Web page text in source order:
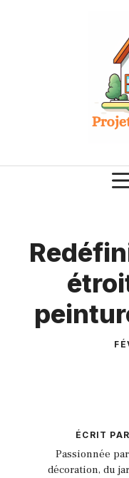
ÉCRIT
Passionnée
décoration, du